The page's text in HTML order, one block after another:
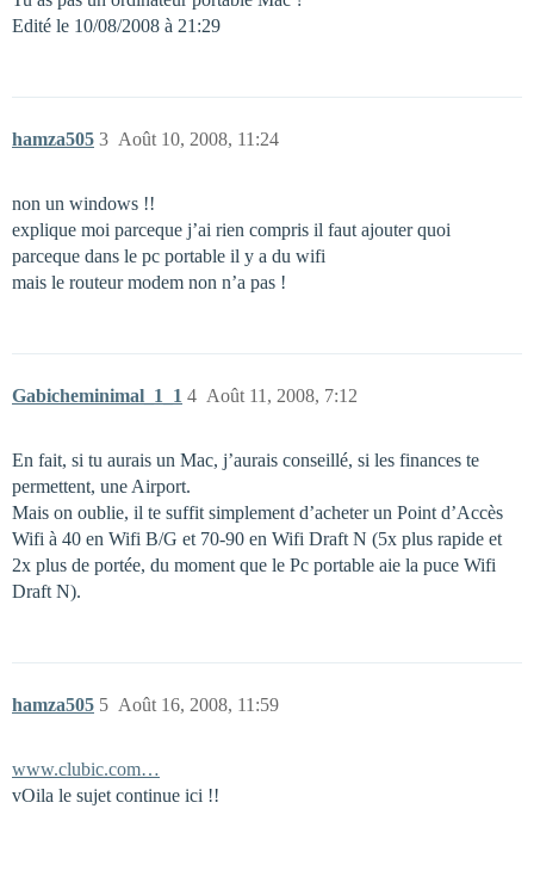
Edité le 10/08/2008 à 21:29
hamza505 Août 10, 2008, 11:24
3
non un windows !!
explique moi parceque j’ai rien compris il faut ajouter quoi
parceque dans le pc portable il y a du wifi
mais le routeur modem non n’a pas !
Gabicheminimal_1_1 Août 11, 2008, 7:12
4
En fait, si tu aurais un Mac, j’aurais conseillé, si les finances te
permettent, une Airport.
Mais on oublie, il te suffit simplement d’acheter un Point d’Accès
Wifi à 40 en Wifi B/G et 70-90 en Wifi Draft N (5x plus rapide et
2x plus de portée, du moment que le Pc portable aie la puce Wifi
Draft N).
hamza505 Août 16, 2008, 11:59
5
www.clubic.com…
vOila le sujet continue ici !!